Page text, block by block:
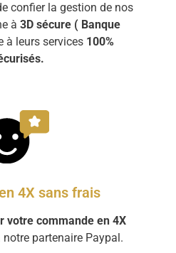
confier la gestion de nos
à 3D sécure ( Banque
à leurs services 100%
4X sans frais
votre commande en 4X
notre partenaire Paypal.